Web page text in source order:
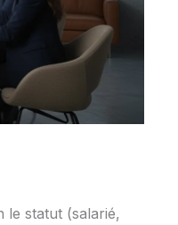
le statut (salarié,